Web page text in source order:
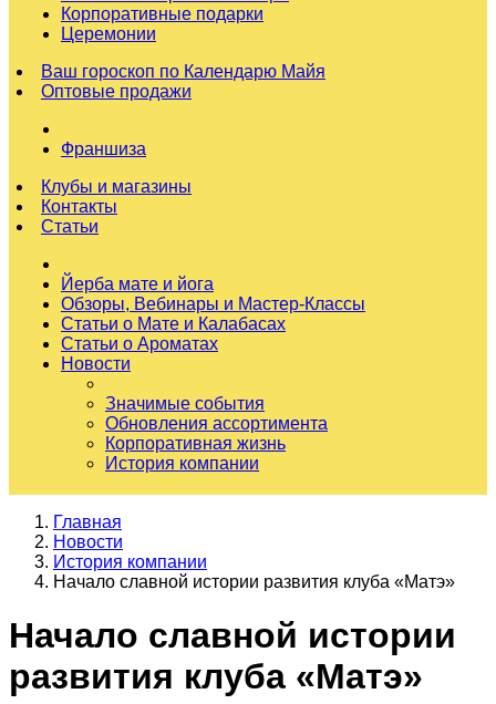
Корпоративные подарки
Церемонии
Ваш гороскоп по Календарю Майя
Оптовые продажи
Франшиза
Клубы и магазины
Контакты
Статьи
Йерба мате и йога
Обзоры, Вебинары и Мастер-Классы
Статьи о Мате и Калабасах
Статьи о Ароматах
Новости
Значимые события
Обновления ассортимента
Корпоративная жизнь
История компании
Главная
Новости
История компании
Начало славной истории развития клуба «Матэ»
Начало славной истории
развития клуба «Матэ»